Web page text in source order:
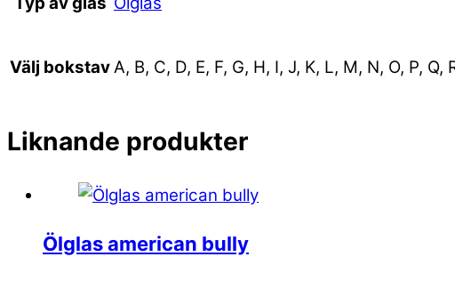
Välj bokstavA, B, C, D, E, F, G, H, I, J, K, L, M, N, O, P, Q,
Liknande produkter
Ölglas american bully